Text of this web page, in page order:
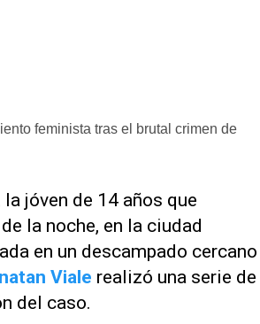
feminista tras el brutal crimen de
la jóven de 14 años que
la noche, en la ciudad
en un descampado cercano
Viale realizó una serie de
del caso.